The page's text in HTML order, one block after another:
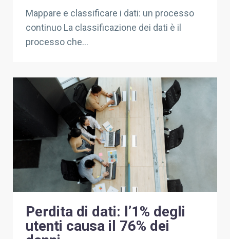
Mappare e classificare i dati: un processo
continuo La classificazione dei dati è il
processo che...
Perdita di dati: l’1% degli
utenti causa il 76% dei